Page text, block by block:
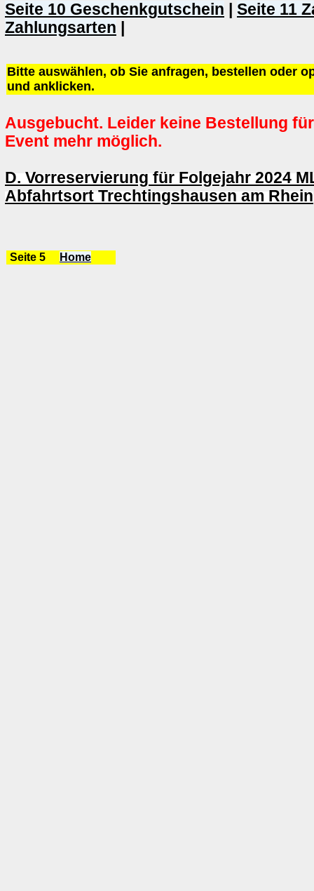
Seite 10 Geschenkgutschein
Seite 11
Zahlungsarten
Bitte auswählen, ob Sie anfragen, bestellen oder
und anklicken.
Ausgebucht. Leider keine Bestellung
Event mehr möglich.
D. Vorreservierung für Folgejahr 2024
Abfahrtsort Trechtingshausen am Rhein
Seite 5 Home